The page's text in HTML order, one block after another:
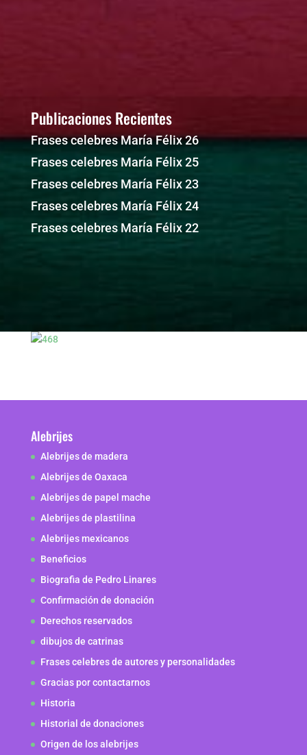
Publicaciones Recientes
Frases celebres María Félix 26
Frases celebres María Félix 25
Frases celebres María Félix 23
Frases celebres María Félix 24
Frases celebres María Félix 22
Alebrijes
Alebrijes de madera
Alebrijes de Oaxaca
Alebrijes de papel mache
Alebrijes de plastilina
Alebrijes mexicanos
Beneficios
Biografia de Pedro Linares
Confirmación de donación
Derechos reservados
dibujos de catrinas
Frases celebres de autores y personalidades
Gracias por contactarnos
Historia
Historial de donaciones
Origen de los alebrijes